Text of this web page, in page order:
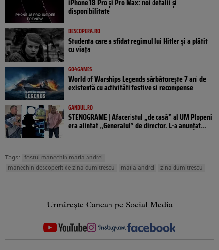
iPhone 18 Pro și Pro Max: noi detalii și
disponibilitate
DESCOPERA.RO
Studenta care a sfidat regimul lui Hitler și a plătit
cu viața
GO4GAMES
World of Warships Legends sărbătorește 7 ani de
existență cu activități festive și recompense
GANDUL.RO
STENOGRAME | Afaceristul „de casă” al UM Plopeni
era alintat „Generalul” de director. L-a anunțat...
Tags:
fostul manechin maria andrei
manechin descoperit de zina dumitrescu
maria andrei zina dumitrescu
Urmărește Cancan pe Social Media